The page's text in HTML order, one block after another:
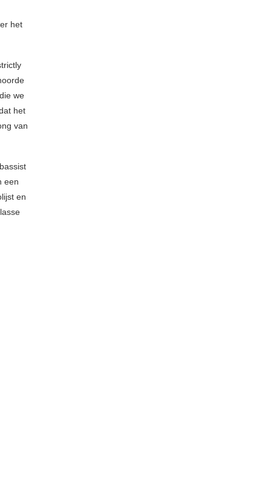
het
we
het
van
een
en